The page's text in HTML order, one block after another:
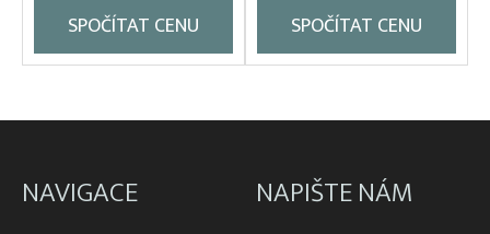
SPOČÍTAT CENU
SPOČÍTAT CENU
NAVIGACE NAPIŠTE NÁM